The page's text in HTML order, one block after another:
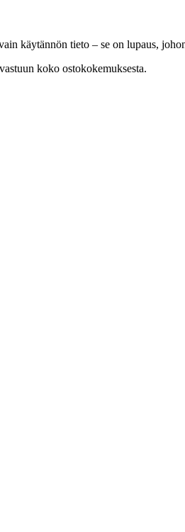
käytännön tieto – se on lupaus,
koko ostokokemuksesta.